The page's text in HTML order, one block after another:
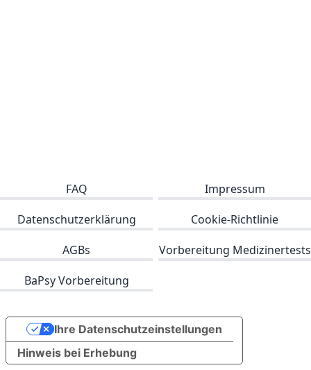
FAQ
Impressum
Datenschutzerklärung
Cookie-Richtlinie
AGBs
Vorbereitung Medizinertests
BaPsy Vorbereitung
Hinweis bei Erhebung
Ihre Datenschutzeinstellungen